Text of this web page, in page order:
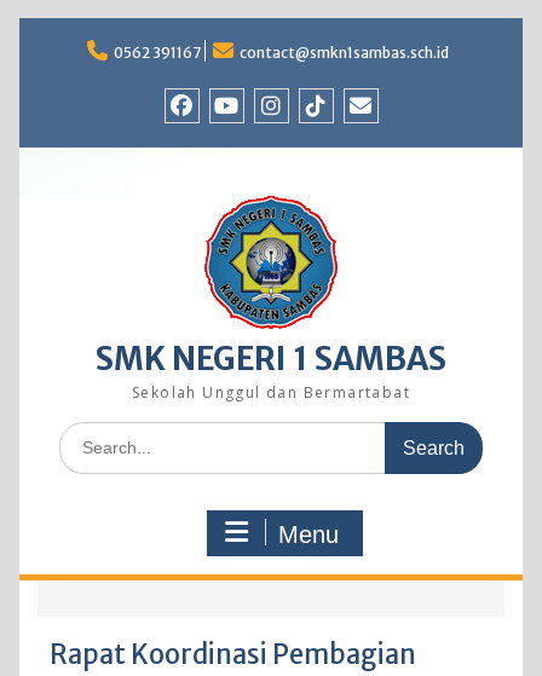
0562 391167 contact@smkn1sambas.sch.id
SMK NEGERI 1 SAMBAS
Sekolah Unggul dan Bermartabat
Search
for:
Menu
Rapat Koordinasi Pembagian